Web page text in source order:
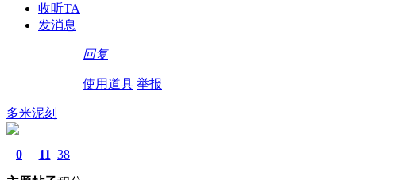
收听TA
发消息
回复
使用道具 举报
多米泥刻
0 11 38